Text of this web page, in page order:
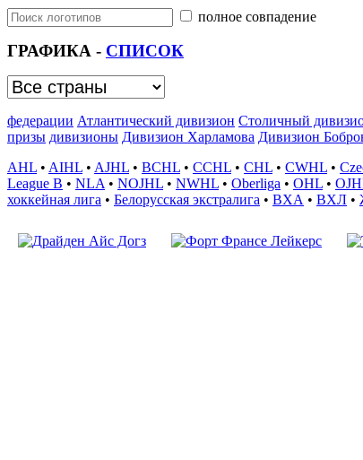
полное совпадение
ГРАФИКА - СПИСОК
федерации Атлантический дивизион Столичный
призы дивизионы Дивизион Харламова Дивизион
AHL • AIHL • AJHL • BCHL • CCHL • CHL • CWHL •
League B • NLA • NOJHL • NWHL • Oberliga • OHL •
хоккейная лига • Белорусская экстралига • ВХА • ВХЛ •